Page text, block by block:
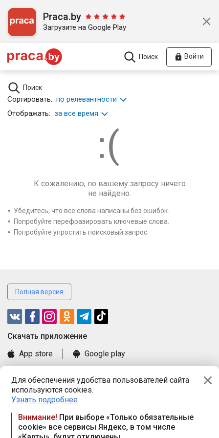
Для обеспечения удобства пользователей сайта
используются cookies.
Узнать подробнее
Внимание! При выборе «Только обязательные
cookie» все сервисы Яндекс, в том числе
Praca.by
Загрузите на Google Play
Поиск Войти
Поиск
Сортировать: по релевантности
Отображать: за все время
К сожалению, по вашему запросу ничего
не найдено.
Убедитесь, что все слова написаны без ошибок.
Попробуйте перефразировать ключевые слова.
Попробуйте упростить поисковый запрос.
Полная версия
Cкачать приложение
App store
Google play
Книга замечаний и предложений
Правила и документы
Praca.by © 2000—2026, ООО «ПРАЦА БАЙ»
Республика Беларусь, 220114, г. Минск, пр-т Независимости
117а, пом. № 9.